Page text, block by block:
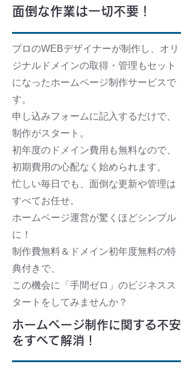
面倒な作業は一切不要！
プロのWEBデザイナーが制作し、オリ
ジナルドメインの取得・管理もセット
になったホームページ制作サービスで
す。
申し込みフォームに記入するだけで、
制作がスタート。
初年度のドメイン費用も無料なので、
初期費用の心配なく始められます。
忙しい毎日でも、面倒な更新や管理は
すべてお任せ。
ホームページ運営が驚くほどシンプル
に！
制作費無料＆ドメイン初年度無料の特
典付きで、
この機会に「手間ゼロ」のビジネスス
タートをしてみませんか？
ホームページ制作に関する不安
をすべて解消！